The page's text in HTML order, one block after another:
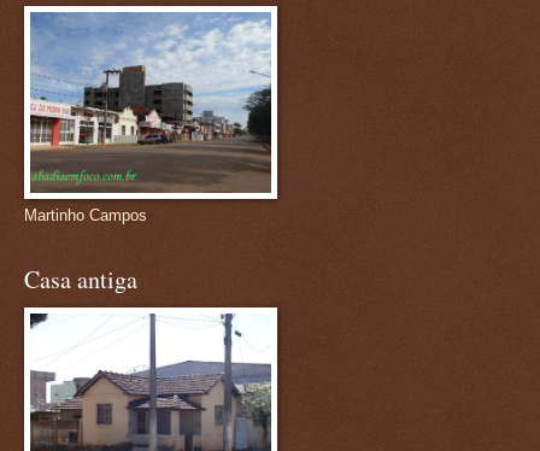
Martinho Campos
Casa antiga